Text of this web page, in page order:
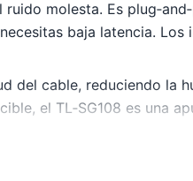
molesta. Es
baja latencia. Los
del cable, reduciendo la
el TL‑SG108 es una